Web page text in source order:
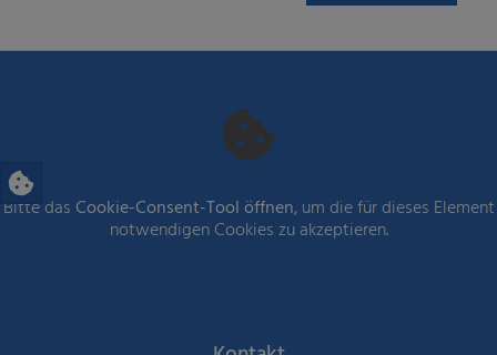
Bitte das Cookie-Consent-Tool öffnen, um die für dieses Element
notwendigen Cookies zu akzeptieren.